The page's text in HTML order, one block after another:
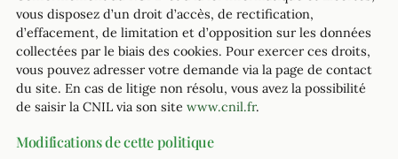
vous disposez d’un droit d’accès, de rectification,
d’effacement, de limitation et d’opposition sur les données
collectées par le biais des cookies. Pour exercer ces droits,
vous pouvez adresser votre demande via la page de contact
du site. En cas de litige non résolu, vous avez la possibilité
de saisir la CNIL via son site www.cnil.fr.
Modifications de cette politique